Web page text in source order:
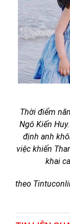
Thời điểm
Ngô Kiến
định anh
việc khiến
khai
theo